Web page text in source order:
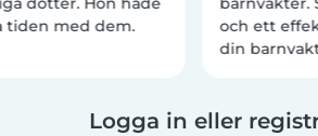
tiden med dem.
och ett
din
Logga in eller